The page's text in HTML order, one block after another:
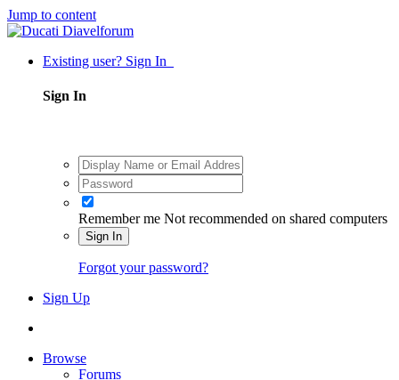
Jump to content
Existing user? Sign In
Sign In
Remember me Not recommended on shared computers
Sign In
Forgot your password?
Sign Up
Browse
Forums